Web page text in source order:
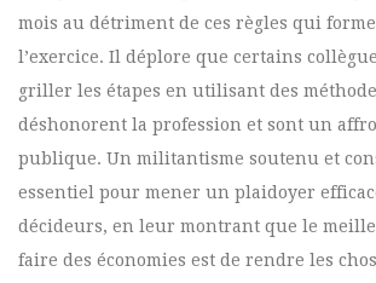
mois au détriment de ces règles qui
l’exercice. Il déplore que certains
griller les étapes en utilisant des
déshonorent la profession et sont un
publique. Un militantisme soutenu et
essentiel pour mener un plaidoyer
décideurs, en leur montrant que le
faire des économies est de rendre les